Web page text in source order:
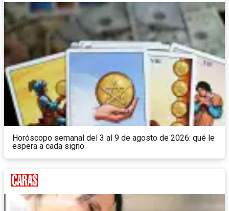
Horóscopo semanal del 3 al 9 de agosto de 2026: qué le
espera a cada signo